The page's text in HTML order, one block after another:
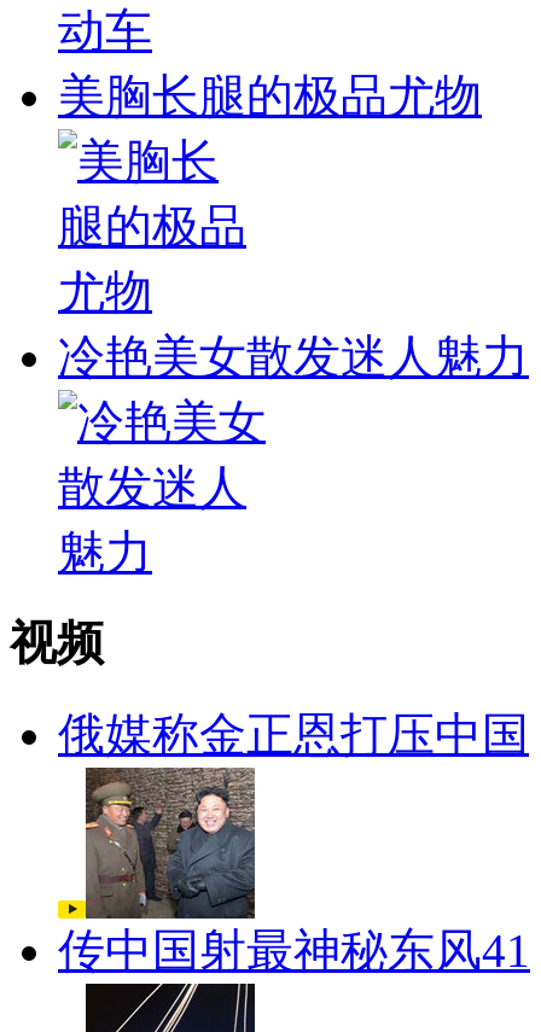
美胸长腿的极品尤物
冷艳美女散发迷人魅力
视频
俄媒称金正恩打压中国
传中国射最神秘东风41